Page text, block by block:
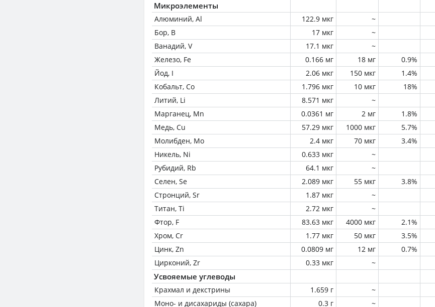
Микроэлементы
Алюминий, Al 122.9 мкг
~
Бор, B
17 мкг
~
Ванадий, V
17.1 мкг
~
Железо, Fe
0.166 мг 18 мг 0.9%
Йод, I
2.06 мкг 150 мкг 1.4%
Кобальт, Co
1.796 мкг 10 мкг 18%
Литий, Li
8.571 мкг
~
Марганец, Mn
0.0361 мг 2 мг 1.8%
Медь, Cu
57.29 мкг 1000 мкг 5.7%
Молибден, Mo
2.4 мкг 70 мкг 3.4%
Никель, Ni
0.633 мкг
~
Рубидий, Rb
64.1 мкг
~
Селен, Se
2.089 мкг 55 мкг 3.8%
Стронций, Sr
1.87 мкг
~
Титан, Ti
2.72 мкг
~
Фтор, F
83.63 мкг 4000 мкг 2.1%
Хром, Cr
1.77 мкг 50 мкг 3.5%
Цинк, Zn
0.0809 мг 12 мг 0.7%
Цирконий, Zr
0.33 мкг ~
Усвояемые углеводы
Крахмал и декстрины 1.659 г
~
Моно- и дисахариды (сахара)
0.3 г ~